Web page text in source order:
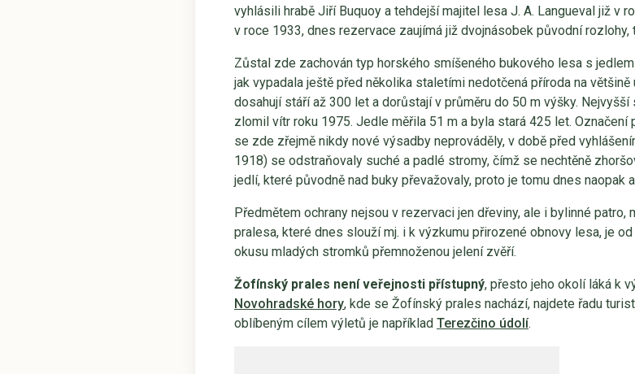
vyhlásili hrabě Jiří Buquoy a tehdejší majitel lesa J. A. Langueval již v
v roce 1933, dnes rezervace zaujímá již dvojnásobek původní rozlohy,
Zůstal zde zachován typ horského smíšeného bukového lesa s
jak vypadala ještě před několika staletími nedotčená příroda na
dosahují stáří až 300 let a dorůstají v průměru do 50 m výšky.
zlomil vítr roku 1975. Jedle měřila 51 m a byla stará 425 let.
se zde zřejmě nikdy nové výsadby neprováděly, v době před
1918) se odstraňovaly suché a padlé stromy, čímž se nechtěně
jedlí, které původně nad buky převažovaly, proto je tomu dnes naopak
Předmětem ochrany nejsou v rezervaci jen dřeviny, ale i bylinné patro,
pralesa, které dnes slouží mj. i k výzkumu přirozené obnovy lesa, je
okusu mladých stromků přemnoženou jelení zvěří.
Žofínský prales není veřejnosti přístupný, přesto jeho okolí láká k
Novohradské hory, kde se Žofínský prales nachází, najdete řadu
oblíbeným cílem výletů je například Terezčino údolí.